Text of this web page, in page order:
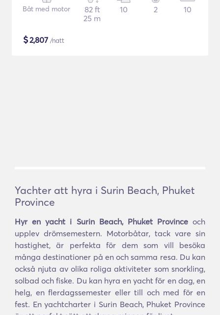
Båt med motor
82 ft
25 m
10 2 10
$2,807 /natt
Yachter att hyra i Surin Beach, Phuket
Province
Hyr en yacht i Surin Beach, Phuket Provinceoch
upplev drömsemestern. Motorbåtar, tack vare sin
hastighet, är perfekta för dem som vill besöka
många destinationer på en och samma resa. Du kan
också njuta av olika roliga aktiviteter som snorkling,
solbad och fiske. Du kan hyra en yacht för en dag, en
helg, en flerdagssemester eller till och med för en
fest. En yachtcharter i Surin Beach, Phuket Province